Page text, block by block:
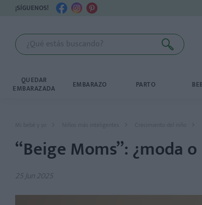
¡SÍGUENOS!
QUEDAR
EMBARAZADA EMBARAZO PARTO
Mi bebé y yo Niños más inteligentes Crecimiento del niño
“Beige Moms”: ¿moda
25 Jun 2025